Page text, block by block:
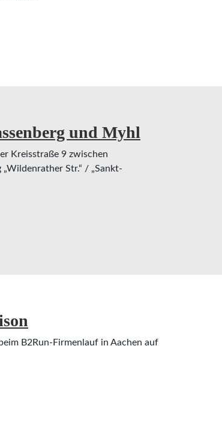
und Myhl
Kreisstraße 9 zwischen
Str.“ / „Sankt-
und Myhl
B2Run-Firmenlauf in Aachen auf